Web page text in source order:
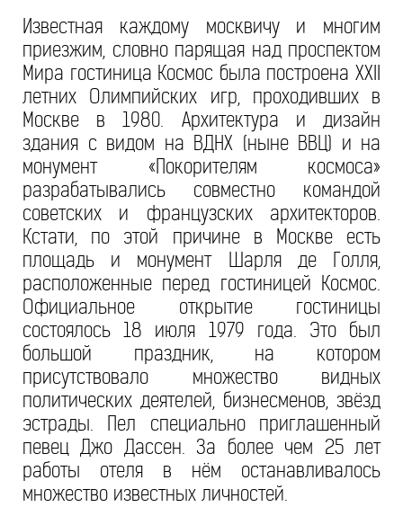
Известная каждому москвичу и многим
приезжим, словно парящая над проспектом
Мира гостиница Космос была построена XXII
летних Олимпийских игр, проходивших в
Москве в 1980. Архитектура и дизайн
здания с видом на ВДНХ (ныне ВВЦ) и на
монумент «Покорителям космоса»
разрабатывались совместно командой
советских и французских архитекторов.
Кстати, по этой причине в Москве есть
площадь и монумент Шарля де Голля,
расположенные перед гостиницей Космос.
Официальное открытие гостиницы
состоялось 18 июля 1979 года. Это был
большой праздник, на котором
присутствовало множество видных
политических деятелей, бизнесменов, звёзд
эстрады. Пел специально приглашенный
певец Джо Дассен. За более чем 25 лет
работы отеля в нём останавливалось
множество известных личностей.